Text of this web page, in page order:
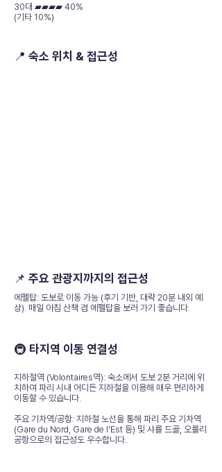
30대 ▰▰▰▰ 40%
(기타 10%)
📍 숙소 위치 & 접근성
📌 주요 관광지까지의 접근성
에펠탑: 도보로 이동 가능 (후기 기반, 대략 20분 내외 예
상). 매일 아침 산책 겸 에펠탑을 보러 가기 좋습니다.
🚇 타지역 이동 연결성
지하철역 (Volontaires역): 숙소에서 도보 2분 거리에 위
치하여 파리 시내 어디든 지하철을 이용해 매우 편리하게
이동할 수 있습니다.
주요 기차역/공항: 지하철 노선을 통해 파리 주요 기차역
(Gare du Nord, Gare de l'Est 등) 및 샤를 드골, 오를리
공항으로의 접근성도 우수합니다.